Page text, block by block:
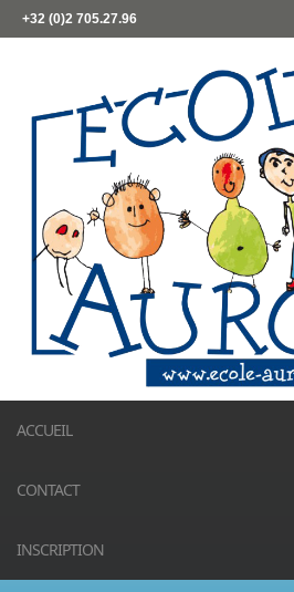
+32 (0)2 705.27.96
ACCUEIL
CONTACT
INSCRIPTION